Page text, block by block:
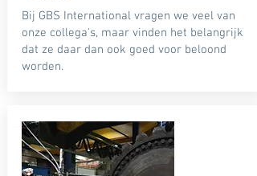
Bij GBS International vragen we veel van
onze collega's, maar vinden het belangrijk
dat ze daar dan ook goed voor beloond
worden.